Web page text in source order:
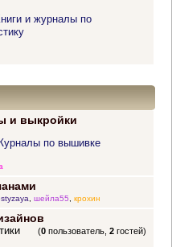
и журналы по
и выкройки
по вышивке
, шейла55, крохин
(0 пользователь,2 гостей)